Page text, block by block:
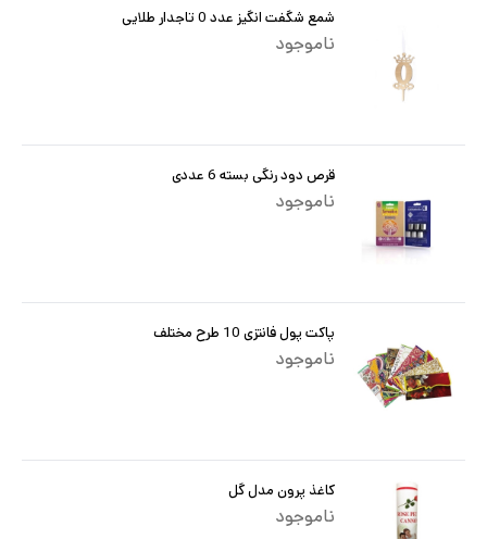
شمع شگفت انگیز عدد 0 تاجدار طلایی
ناموجود
قرص دود رنگی بسته 6 عددی
ناموجود
پاکت پول فانتزی 10 طرح مختلف
ناموجود
کاغذ پرون مدل گل
ناموجود